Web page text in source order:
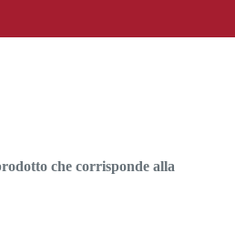
che corrisponde alla